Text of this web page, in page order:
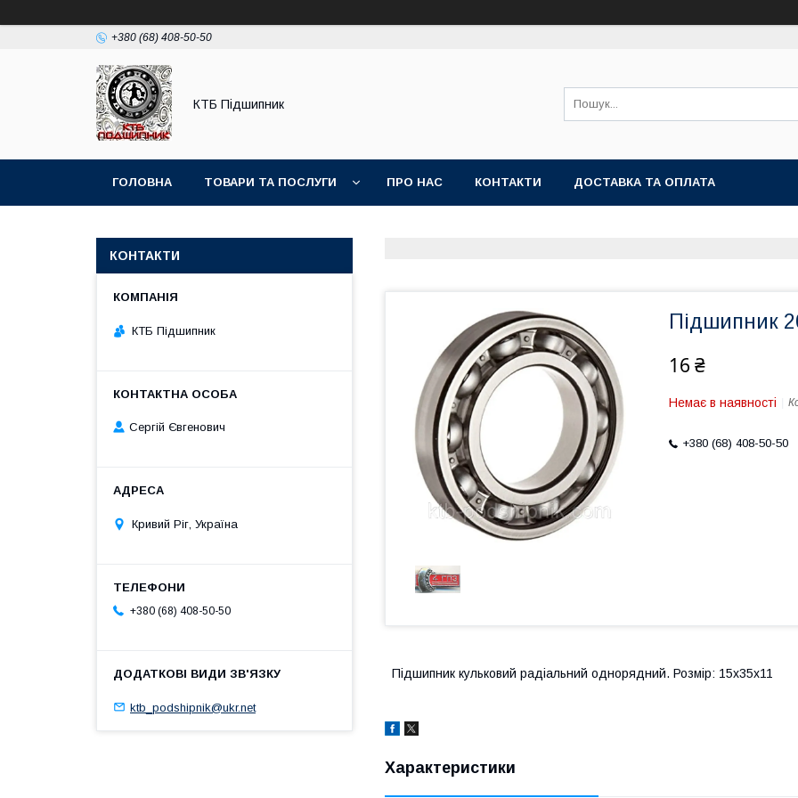
+380 (68) 408-50-50
КТБ Підшипник
ГОЛОВНА ТОВАРИ ТА ПОСЛУГИ ПРО НАС КОНТАКТИ ДОСТАВКА ТА ОПЛАТА
Підшипник
16 ₴
Немає в наявності
+380 (68) 408-50-50
Підшипник кульковий радіальний однорядний. Розмір: 15х35х11
Характеристики
КОНТАКТИ
КТБ Підшипник
Сергій Євгенович
Кривий Ріг, Україна
+380 (68) 408-50-50
ktb_podshipnik@ukr.net